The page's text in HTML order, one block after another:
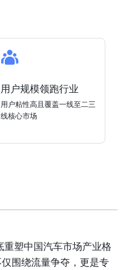
用户规模领跑行业
用户粘性高且覆盖一线至二三
线核心市场
塑中国汽车市场产业格
围绕流量争夺，更是专